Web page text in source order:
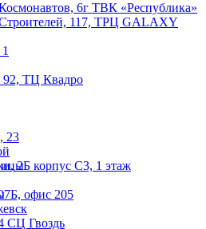
6г ТВК «Республика»
Строителей, 117, ТРЦ GALAXY
92, ТЦ Квадро
23
2Б корпус С3, 1 этаж
офис 205
СЦ Гвоздь